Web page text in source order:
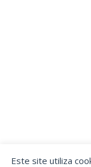
Este site utiliza